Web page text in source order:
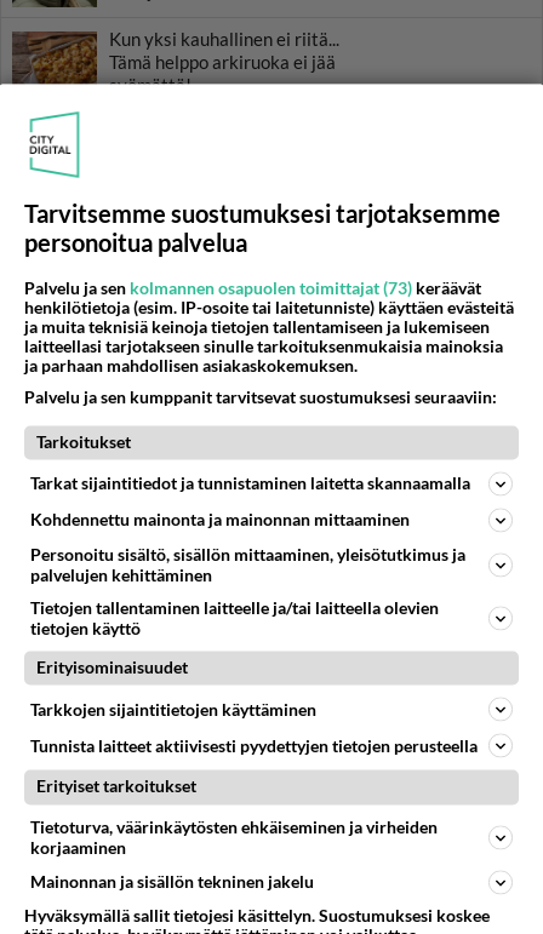
Kun yksi kauhallinen ei riitä...
Tämä helppo arkiruoka ei jää
syömättä!
RESEPTIT
ohjeessa nykyaikaan.
Karjalanpaisti on
tulee sitä mureampi, mitä
kauemmin se saa kypsyä!
valmistuu näppärästi
Tarvitsemme suostumuksesi tarjotaksemme
personoitua palvelua
Palvelu ja sen kolmannen osapuolen toimittajat (73) keräävät
henkilötietoja (esim. IP-osoite tai laitetunniste) käyttäen evästeitä
ja muita teknisiä keinoja tietojen tallentamiseen ja lukemiseen
laitteellasi tarjotakseen sinulle tarkoituksenmukaisia mainoksia
ja parhaan mahdollisen asiakaskokemuksen.
Palvelu ja sen kumppanit tarvitsevat suostumuksesi seuraaviin:
Tarkoitukset
Tarkat sijaintitiedot ja tunnistaminen laitetta skannaamalla
Kohdennettu mainonta ja mainonnan mittaaminen
Personoitu sisältö, sisällön mittaaminen, yleisötutkimus ja
palvelujen kehittäminen
Tietojen tallentaminen laitteelle ja/tai laitteella olevien
tietojen käyttö
Erityisominaisuudet
Tarkkojen sijaintitietojen käyttäminen
Tunnista laitteet aktiivisesti pyydettyjen tietojen perusteella
Erityiset tarkoitukset
Tietoturva, väärinkäytösten ehkäiseminen ja virheiden
korjaaminen
Mainonnan ja sisällön tekninen jakelu
Hyväksymällä sallit tietojesi käsittelyn. Suostumuksesi koskee